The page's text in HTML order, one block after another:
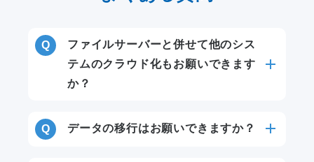
ファイルサーバーと併せて他のシス
テムのクラウド化もお願いできます
か？
データの移行はお願いできますか？